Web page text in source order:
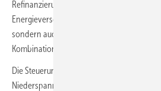
Refinanzierung des Speichers und als
Energieversorger. Diese Maßnahme
sondern auch Kundenbindung. Die Lösung
Kombination mit Balkonsolaranlagen.
Die Steuerung der Wohnungsspeicher
Niederspannungsnetz. Dabei spielen die